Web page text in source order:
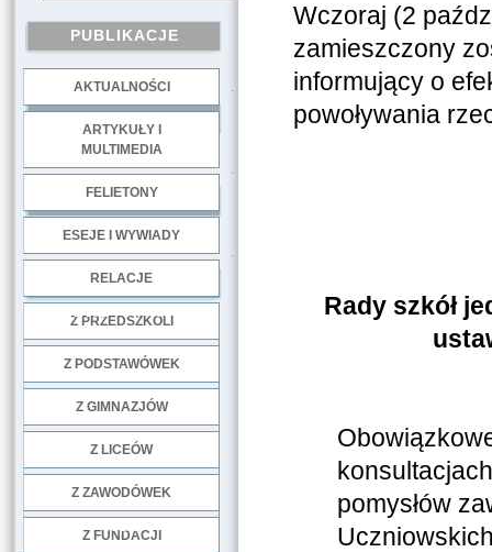
PUBLIKACJE
AKTUALNOŚCI
ARTYKUŁY I
MULTIMEDIA
FELIETONY
ESEJE I WYWIADY
RELACJE
Z PRZEDSZKOLI
Z PODSTAWÓWEK
Z GIMNAZJÓW
Z LICEÓW
Z ZAWODÓWEK
Z FUNDACJI
Wczoraj (2
zamieszczony
informujący o
powoływania
Rady szkół
pomysłów